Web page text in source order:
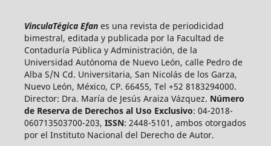
VinculaTégica Efanes una revista de periodicidad
bimestral, editada y publicada por la Facultad de
Contaduría Pública y Administración, de la
Universidad Autónoma de Nuevo León, calle Pedro de
Alba S/N Cd. Universitaria, San Nicolás de los Garza,
Nuevo León, México, CP. 66455, Tel +52 8183294000.
Director: Dra. María de Jesús Araiza Vázquez. Número
de Reserva de Derechos al Uso Exclusivo: 04-2018-
060713503700-203, ISSN: 2448-5101, ambos otorgados
por el Instituto Nacional del Derecho de Autor.